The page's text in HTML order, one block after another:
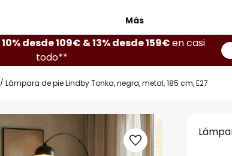
Más
10% desde 109€ & 13% desde 159€en casi
todo**
Lámpara de pie Lindby Tonka, negra, metal, 185 cm, E27